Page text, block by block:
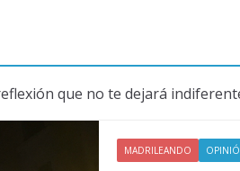
que no te dejará
MADRILEANDO